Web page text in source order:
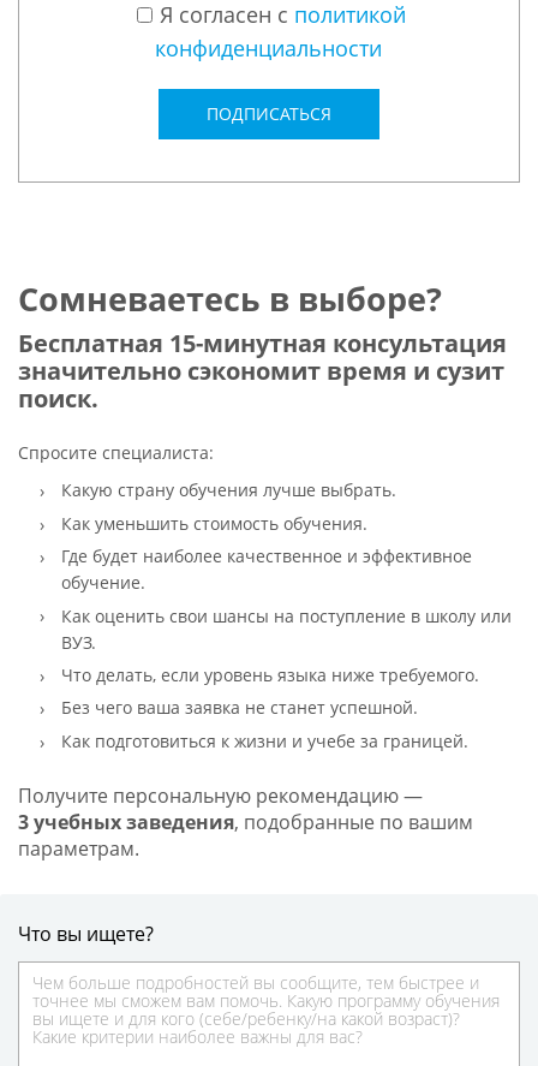
Я согласен с политикой
конфиденциальности
ПОДПИСАТЬСЯ
Сомневаетесь в выборе?
Бесплатная 15-минутная консультация
значительно сэкономит время и сузит
поиск.
Спросите специалиста:
Какую страну обучения лучше выбрать.
Как уменьшить стоимость обучения.
Где будет наиболее качественное и эффективное
обучение.
Как оценить свои шансы на поступление в школу или
ВУЗ.
Что делать, если уровень языка ниже требуемого.
Без чего ваша заявка не станет успешной.
Как подготовиться к жизни и учебе за границей.
Получите персональную рекомендацию —
3 учебных заведения, подобранные по вашим
параметрам.
Что вы ищете?